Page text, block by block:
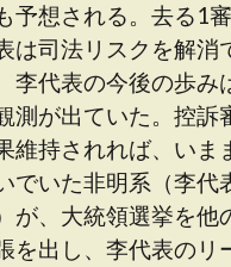
予想される。去る1
は司法リスクを解消
李代表の今後の歩み
測が出ていた。控訴
維持されれば、いま
でいた非明系（李代
が、大統領選挙を他
を出し、李代表のリ